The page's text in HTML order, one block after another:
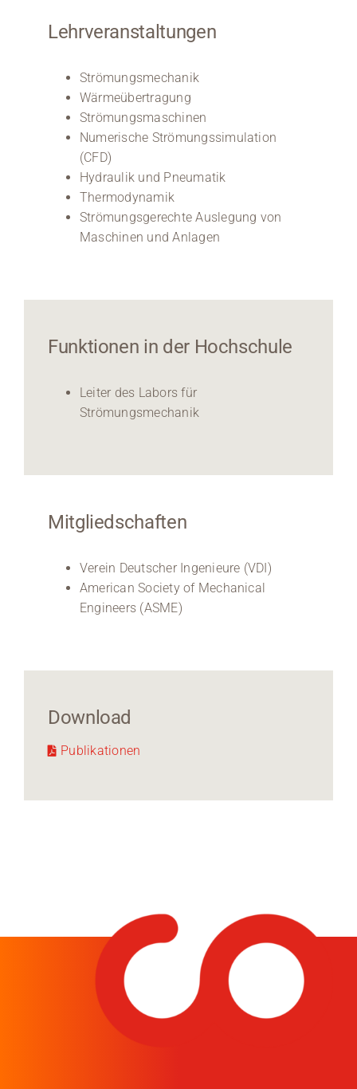
Lehrveranstaltungen
Strömungsmechanik
Wärmeübertragung
Strömungsmaschinen
Numerische Strömungssimulation
(CFD)
Hydraulik und Pneumatik
Thermodynamik
Strömungsgerechte Auslegung von
Maschinen und Anlagen
Funktionen in der Hochschule
Leiter des Labors für
Strömungsmechanik
Mitgliedschaften
Verein Deutscher Ingenieure (VDI)
American Society of Mechanical
Engineers (ASME)
Download
Publikationen